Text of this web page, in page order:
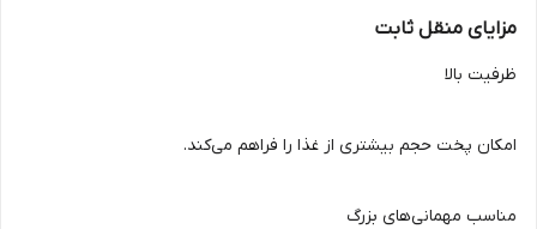
مزایای منقل ثابت
ظرفیت بالا
امکان پخت حجم بیشتری از غذا را فراهم می‌کند.
مناسب مهمانی‌های بزرگ